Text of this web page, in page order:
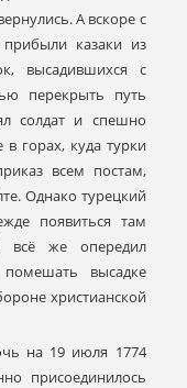
А вскоре с
казаки из
высадившихся с
перекрыть путь
солдат и спешно
горах, куда турки
всем постам,
Однако турецкий
появиться там
всё же опередил
высадке
христианской
на 19 июля 1774
присоединилось